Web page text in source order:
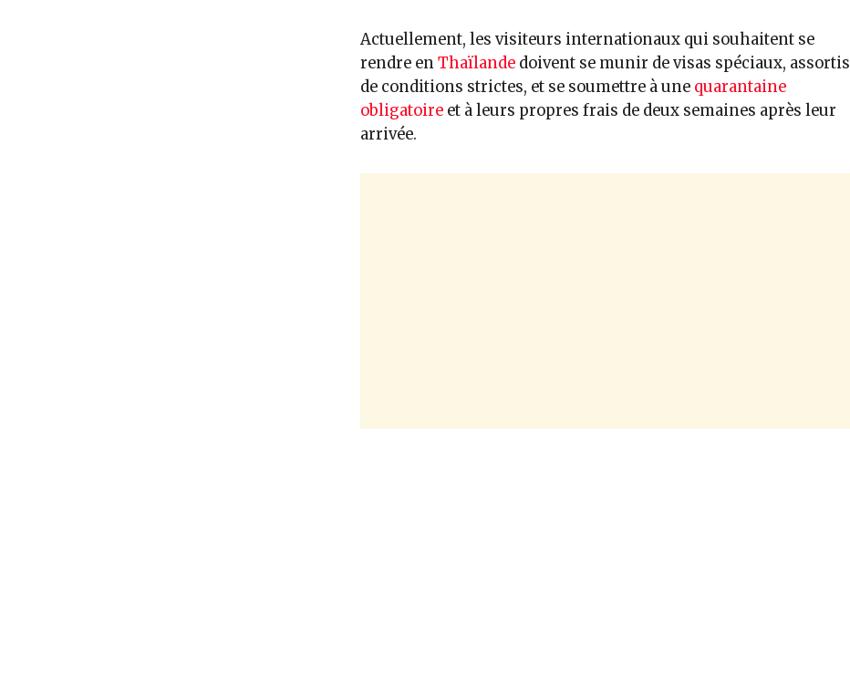
Actuellement, les visiteurs internationaux qui souhaitent se
rendre enThaïlandedoivent se munir de visas spéciaux, assortis
de conditions strictes, et se soumettre à une quarantaine
obligatoireet à leurs propres frais de deux semaines après leur
arrivée.